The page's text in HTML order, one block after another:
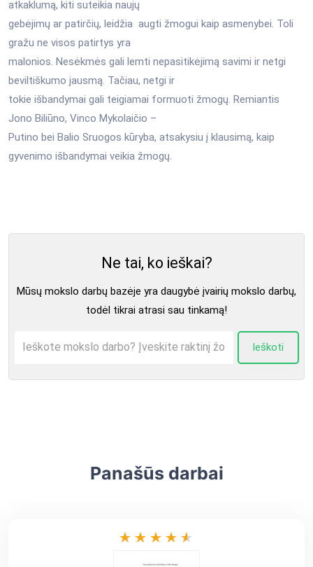
atkaklumą, kiti suteikia naujų
gebėjimų ar patirčių, leidžia augti žmogui kaip asmenybei. Toli
gražu ne visos patirtys yra
malonios. Nesėkmės gali lemti nepasitikėjimą savimi ir netgi
beviltiškumo jausmą. Tačiau, netgi ir
tokie išbandymai gali teigiamai formuoti žmogų. Remiantis
Jono Biliūno, Vinco Mykolaičio –
Putino bei Balio Sruogos kūryba, atsakysiu į klausimą, kaip
gyvenimo išbandymai veikia žmogų.
Ne tai, ko ieškai?
Mūsų mokslo darbų bazėje yra daugybė įvairių mokslo darbų,
todėl tikrai atrasi sau tinkamą!
Ieškoti
Panašūs darbai